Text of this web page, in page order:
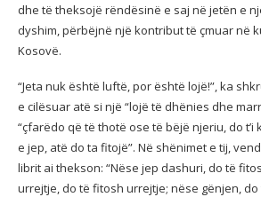
dhe të theksojë rëndësinë e saj në jetën e
dyshim, përbëjnë një kontribut të çmuar në
Kosovë.
“Jeta nuk është luftë, por është lojë!”, ka
e cilësuar atë si një “lojë të dhënies dhe
“çfarëdo që të thotë ose të bëjë njeriu, do t’i
e jep, atë do ta fitojë”. Në shënimet e tij,
librit ai thekson: “Nëse jep dashuri, do të
urrejtje, do të fitosh urrejtje; nëse gënjen, do